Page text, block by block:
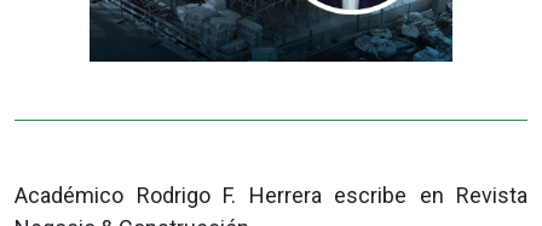
Académico Rodrigo F. Herrera escribe en Revista